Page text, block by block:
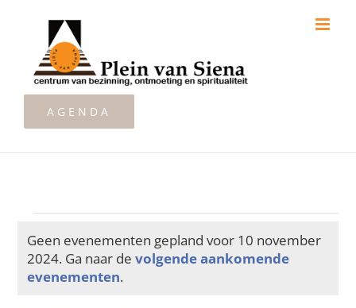
AGENDA
Evenementen
Bericht
Geen evenementen gepland voor 10 november
2024. Ga naar devolgende aankomende
evenementen.